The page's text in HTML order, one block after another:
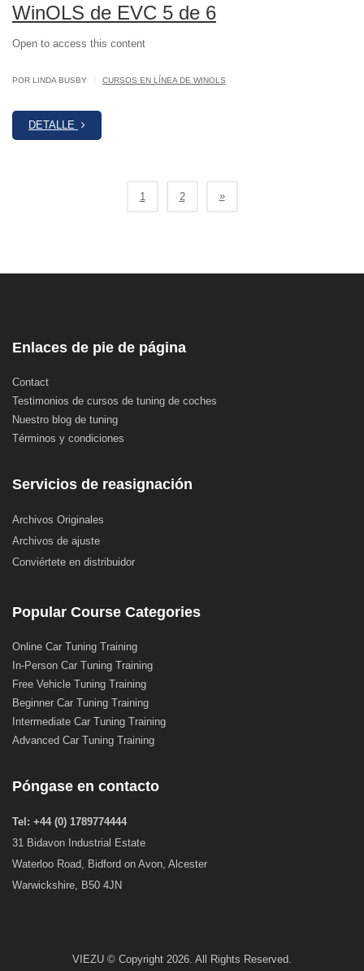
WinOLS de EVC 5 de 6
Open to access this content
POR LINDA BUSBY CURSOS EN LÍNEA DE WINOLS
DETALLE
1 2 »
Enlaces de pie de página
Contact
Testimonios de cursos de tuning de coches
Nuestro blog de tuning
Términos y condiciones
Servicios de reasignación
Archivos Originales
Archivos de ajuste
Conviértete en distribuidor
Popular Course Categories
Online Car Tuning Training
In-Person Car Tuning Training
Free Vehicle Tuning Training
Beginner Car Tuning Training
Intermediate Car Tuning Training
Advanced Car Tuning Training
Póngase en contacto
Tel: +44 (0) 1789774444
31 Bidavon Industrial Estate
Waterloo Road, Bidford on Avon, Alcester
Warwickshire, B50 4JN
VIEZU © Copyright 2026. All Rights Reserved.